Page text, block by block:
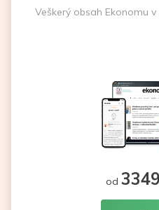
Veškerý obsah Ekonomu
od